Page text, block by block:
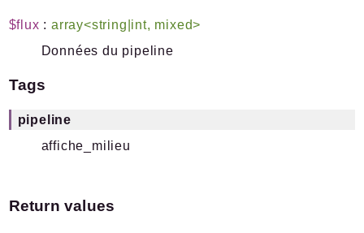
$flux :array<string|int, mixed>
Données du pipeline
Tags
pipeline
affiche_milieu
Return values